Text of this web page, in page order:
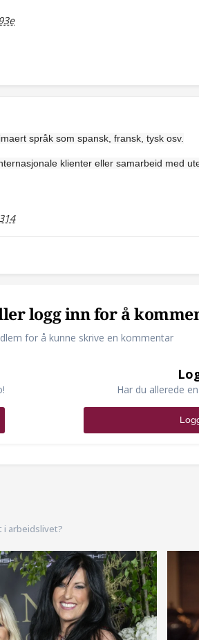
språk som spansk, fransk, tysk osv.
klienter eller samarbeid med
logg inn for å
for å kunne skrive en kommentar
Har du allerede
i arbeidslivet?